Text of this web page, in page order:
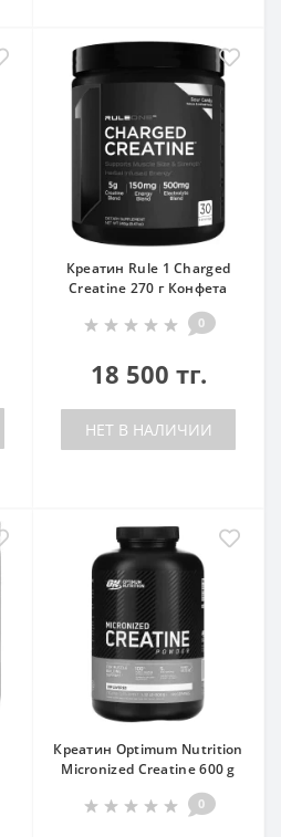
Креатин Rule 1 Charged
Creatine 270 г Конфета
0
18 500 тг.
НЕТ В НАЛИЧИИ
Креатин Optimum Nutrition
Micronized Creatine 600 g
0